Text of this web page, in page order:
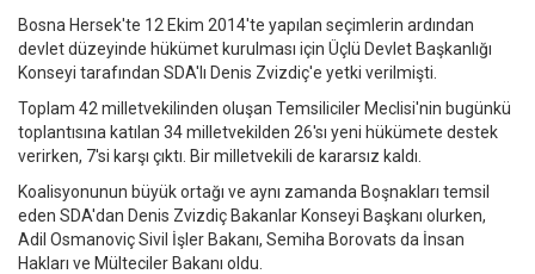
Bosna Hersek'te 12 Ekim 2014'te yapılan seçimlerin ardından
devlet düzeyinde hükümet kurulması için Üçlü Devlet Başkanlığı
Konseyi tarafından SDA'lı Denis Zvizdiç'e yetki verilmişti.
Toplam 42 milletvekilinden oluşan Temsiliciler Meclisi'nin bugünkü
toplantısına katılan 34 milletvekilden 26'sı yeni hükümete destek
verirken, 7'si karşı çıktı. Bir milletvekili de kararsız kaldı.
Koalisyonunun büyük ortağı ve aynı zamanda Boşnakları temsil
eden SDA'dan Denis Zvizdiç Bakanlar Konseyi Başkanı olurken,
Adil Osmanoviç Sivil İşler Bakanı, Semiha Borovats da İnsan
Hakları ve Mülteciler Bakanı oldu.